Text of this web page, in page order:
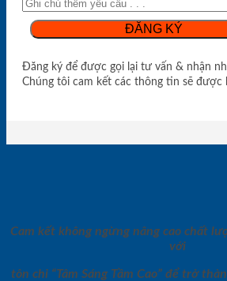
Đăng ký để được gọi lại tư vấn & nhận
Chúng tôi cam kết các thông tin sẽ được
Cam kết không ngừng nâng cao chất
với
tôn chỉ “Tâm Sáng Tầm Cao” để trở